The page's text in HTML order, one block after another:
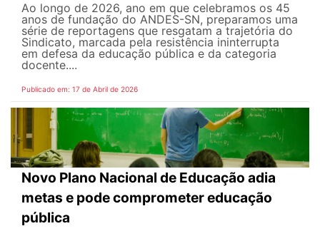
Ao longo de 2026, ano em que celebramos os 45
anos de fundação do ANDES-SN, preparamos uma
série de reportagens que resgatam a trajetória do
Sindicato, marcada pela resistência ininterrupta
em defesa da educação pública e da categoria
docente....
Publicado em: 17 de Abril de 2026
Novo Plano Nacional de Educação adia
metas e pode comprometer educação
pública